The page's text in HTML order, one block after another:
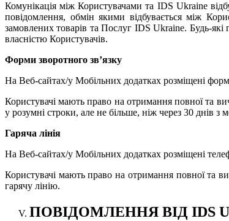
Комунікація між Користувачами та IDS Ukraine
повідомлення, обмін якими відбувається між
замовлених товарів та Послуг IDS Ukraine. Будь-
власністю Користувачів.
Форми зворотного зв’язку
На Веб-сайтах/у Мобільних додатках розміщені
Користувачі мають право на отримання повної та
у розумні строки, але не більше, ніж через 30 днів
Гаряча лінія
На Веб-сайтах/у Мобільних додатках розміщені
Користувачі мають право на отримання повної та
гарячу лінію.
ПОВІДОМЛЕННЯ ВІД IDS